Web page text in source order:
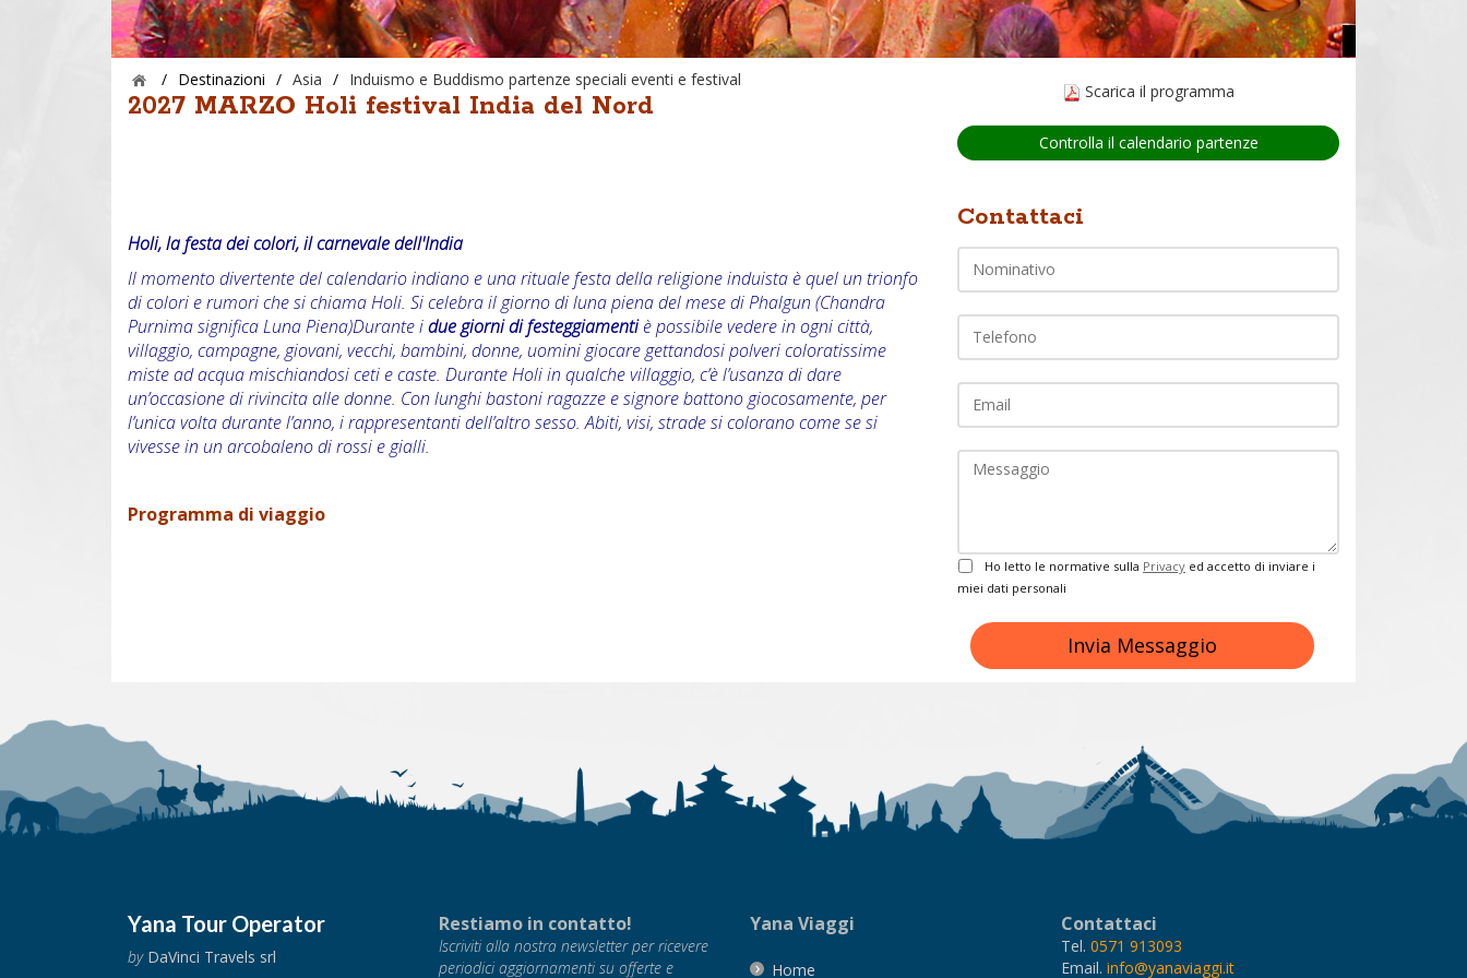
/ Destinazioni / Asia / Induismo e Buddismo partenze speciali eventi e festival
2027 MARZO Holi festival India del Nord
Holi, la festa dei colori, il carnevale dell'India
Il momento divertente del calendario indiano e una rituale festa della religione induista è quel un trionfo
di colori e rumori che si chiama Holi. Si celebra il giorno di luna piena del mese di Phalgun (Chandra
Purnima significa Luna Piena)Durante idue giorni di festeggiamentiè possibile vedere in ogni città,
villaggio, campagne, giovani, vecchi, bambini, donne, uomini giocare gettandosi polveri coloratissime
miste ad acqua mischiandosi ceti e caste. Durante Holi in qualche villaggio, c’è l’usanza di dare
un’occasione di rivincita alle donne. Con lunghi bastoni ragazze e signore battono giocosamente, per
l’unica volta durante l’anno, i rappresentanti dell’altro sesso. Abiti, visi, strade si colorano come se si
vivesse in un arcobaleno di rossi e gialli.
Programma di viaggio
Scarica il programma
Controlla il calendario partenze
Contattaci
Privacy
Ho letto le normative sulla Privacy ed accetto di inviare i
miei dati personali
Invia Messaggio
Yana Tour Operator
byDaVinci Travels srl
Restiamo in contatto!
Iscriviti alla nostra newsletter per ricevere
periodici aggiornamenti su offerte e
Yana Viaggi
Home
Contattaci
Tel. 0571 913093
Email. info@yanaviaggi.it